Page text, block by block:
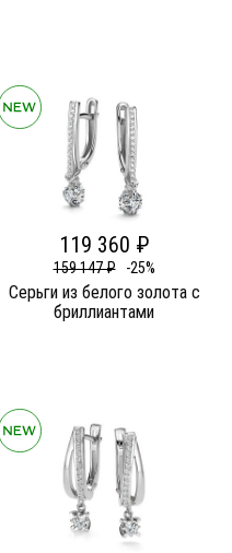
119 360 ₽
159 147 ₽ -25%
Серьги из белого золота c
бриллиантами